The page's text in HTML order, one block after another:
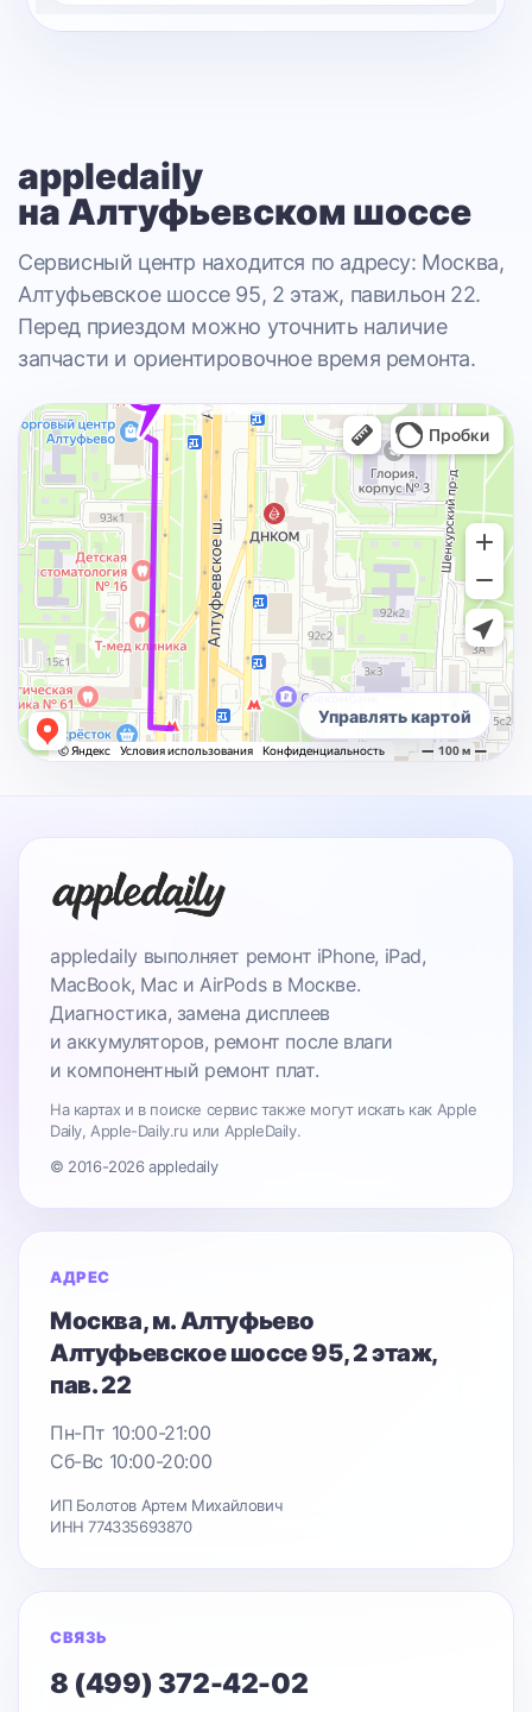
appledaily
на Алтуфьевском шоссе
Сервисный центр находится по адресу: Москва,
Алтуфьевское шоссе 95, 2 этаж, павильон 22.
Перед приездом можно уточнить наличие
запчасти и ориентировочное время ремонта.
Управлять картой
appledaily выполняет ремонт iPhone, iPad,
MacBook, Mac и AirPods в Москве.
Диагностика, замена дисплеев
и аккумуляторов, ремонт после влаги
и компонентный ремонт плат.
На картах и в поиске сервис также могут искать как Apple
Daily, Apple-Daily.ru или AppleDaily.
© 2016-2026 appledaily
АДРЕС
Москва, м. Алтуфьево
Алтуфьевское шоссе 95, 2 этаж,
пав. 22
Пн-Пт 10:00-21:00
Сб-Вс 10:00-20:00
ИП Болотов Артем Михайлович
ИНН 774335693870
СВЯЗЬ
8 (499) 372-42-02